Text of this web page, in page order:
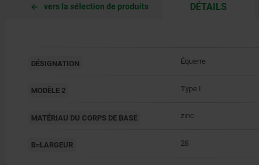
vers la sélection de produits DÉTAILSCURRENT
DÉSIGNATION Équerre
MODÈLE 2 Type I
MATÉRIAU DU CORPS DE BASE zinc
B=LARGEUR 28